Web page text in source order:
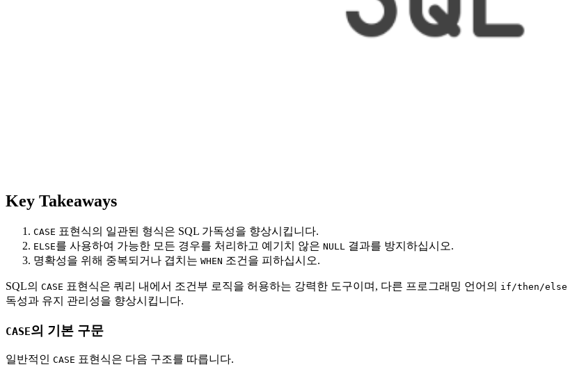
Key Takeaways
CASE 표현식의 일관된 형식은 SQL 가독성을 향상시킵니다.
ELSE를 사용하여 가능한 모든 경우를 처리하고 예기치 않은 NULL 결과를 방지하십시오.
명확성을 위해 중복되거나 겹치는 WHEN 조건을 피하십시오.
SQL의 CASE 표현식은 쿼리 내에서 조건부 로직을 허용하는 강력한 도구이며, 다른 프로그래밍 언어의 if/then/else
독성과 유지 관리성을 향상시킵니다.
CASE의 기본 구문
일반적인 CASE 표현식은 다음 구조를 따릅니다.